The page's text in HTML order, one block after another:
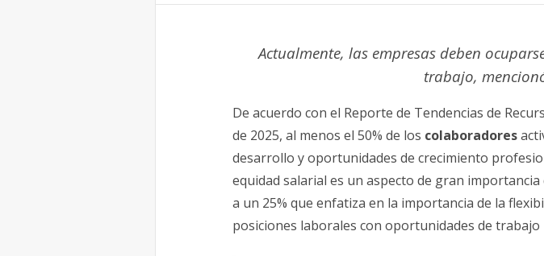
Actualmente, las empresas deben
trabajo,
De acuerdo con el Reporte de Tendencias de
de 2025, al menos el 50% de los colaboradores
desarrollo y oportunidades de crecimiento
equidad salarial es un aspecto de gran
a un 25% que enfatiza en la importancia de la
posiciones laborales con oportunidades de